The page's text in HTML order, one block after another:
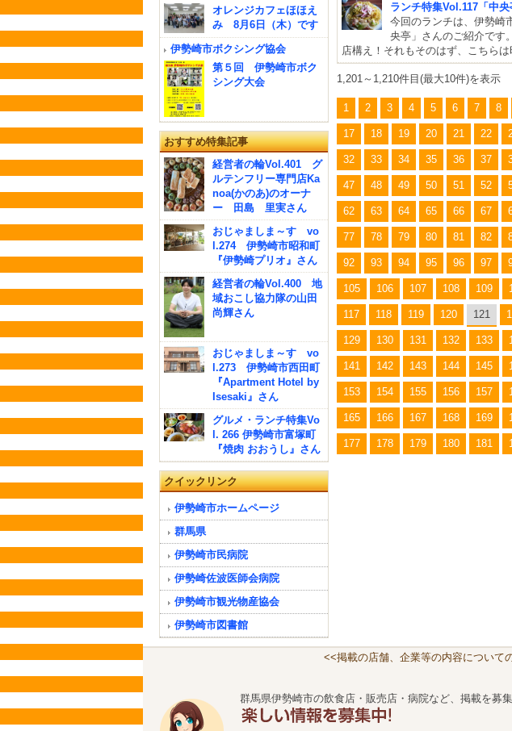
ランチ特集Vol.117「中
今回のランチは、伊勢崎
央亭」さんのご紹介です
店構え！それもそのはず、こちら
1,201～1,210件目(最大10件)を表示
1 2 3 4 5 6 7 8
17 18 19 20 21 22
32 33 34 35 36 37
47 48 49 50 51 52
62 63 64 65 66 67
77 78 79 80 81 82
92 93 94 95 96 97
105 106 107 108 109
117 118 119 120 121
129 130 131 132 133
141 142 143 144 145
153 154 155 156 157
165 166 167 168 169
177 178 179 180 181
オレンジカフェほほえ
み 8月6日（木）です
伊勢崎市ボクシング協会
第５回 伊勢崎市ボク
シング大会
おすすめ特集記事
経営者の輪Vol.401 グ
ルテンフリー専門店Ka
noa(かのあ)のオーナ
ー 田島 里実さん
おじゃましま～す vo
l.274 伊勢崎市昭和町
『伊勢崎プリオ』さん
経営者の輪Vol.400 地
域おこし協力隊の山田
尚輝さん
おじゃましま～す vo
l.273 伊勢崎市西田町
『Apartment Hotel by
Isesaki』さん
グルメ・ランチ特集Vo
l. 266 伊勢崎市富塚町
『焼肉 おおうし』さん
クイックリンク
伊勢崎市ホームページ
群馬県
伊勢崎市民病院
伊勢崎佐波医師会病院
伊勢崎市観光物産協会
伊勢崎市図書館
<<掲載の店舗、企業等の内容について
群馬県伊勢崎市の飲食店・販売店・病院など、掲載を募集